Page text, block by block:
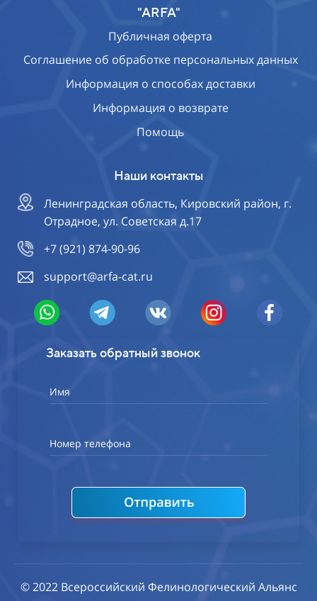
"ARFA"
Публичная оферта
Соглашение об обработке персональных данных
Информация о способах доставки
Информация о возврате
Помощь
Наши контакты
Ленинградская область, Кировский район, г.
Отрадное, ул. Советская д.17
+7 (921) 874-90-96
support@arfa-cat.ru
Заказать обратный звонок
Имя
Номер телефона
© 2022 Всероссийский Фелинологический Альянс